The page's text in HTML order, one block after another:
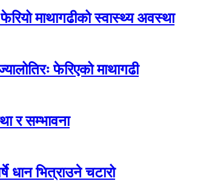
माथागढीको स्वास्थ्य अवस्था
फेरिएको माथागढी
र सम्भावना
धान भित्राउने चटारो